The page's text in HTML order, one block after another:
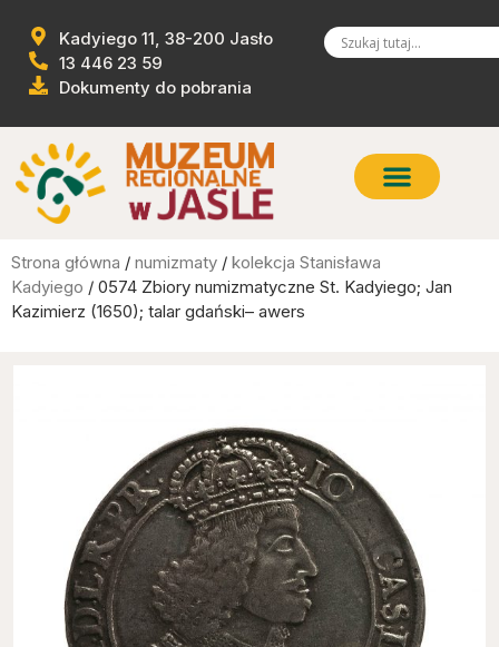
Kadyiego 11, 38-200 Jasło
13 446 23 59
Dokumenty do pobrania
Strona główna / numizmaty / kolekcja Stanisława
Kadyiego / 0574 Zbiory numizmatyczne St. Kadyiego; Jan
Kazimierz (1650); talar gdański– awers